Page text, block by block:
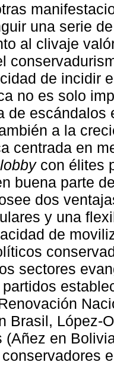
una serie
al clivaje
de incidir
no es solo
de
a la
centrada en
lobbycon élites
buena parte
dos
y una
de
sectores
Brasil, López-
(Añez en